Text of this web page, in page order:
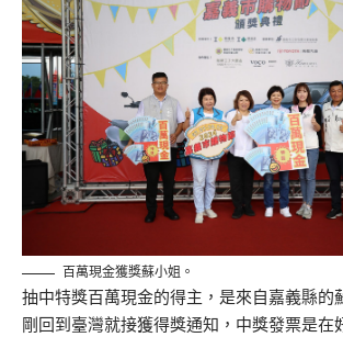
百萬現金獲獎蘇小姐。
抽中特獎百萬現金的得主，是來自嘉義縣的
剛回到臺灣就接獲得獎通知，中獎發票是在